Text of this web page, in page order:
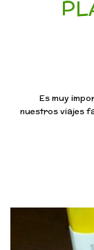
Es muy
nuestros viajes